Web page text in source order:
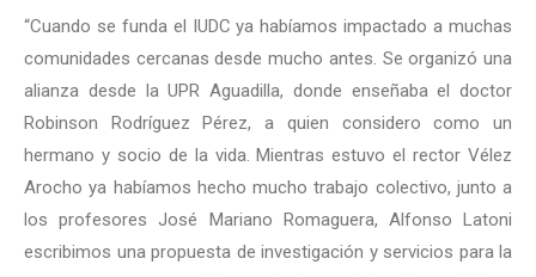
“Cuando se funda el IUDC ya habíamos impactado a muchas
comunidades cercanas desde mucho antes. Se organizó una
alianza desde la UPR Aguadilla, donde enseñaba el doctor
Robinson Rodríguez Pérez, a quien considero como un
hermano y socio de la vida. Mientras estuvo el rector Vélez
Arocho ya habíamos hecho mucho trabajo colectivo, junto a
los profesores José Mariano Romaguera, Alfonso Latoni
escribimos una propuesta de investigación y servicios para la